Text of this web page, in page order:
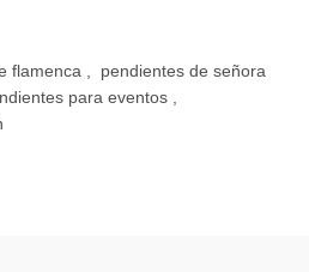
flamenca ,
pendientes de señora
para eventos ,